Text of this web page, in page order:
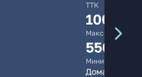
ТТК
100
Максимальная
550
Минимальная
Домашний